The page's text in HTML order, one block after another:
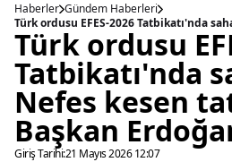
Haberler Gündem Haberleri
Türk ordusu
Tatbikatı'nda
Nefes kesen
Başkan
Giriş Tarihi:21 Mayıs 2026 12:07